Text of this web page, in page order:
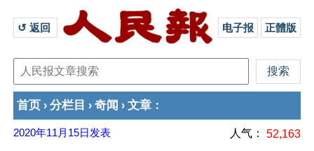
↺ 返回 电子报 正體版
首页 › 分栏目 › 奇闻 › 文章 ：
2020年11月15日 发表 人气： 52,163